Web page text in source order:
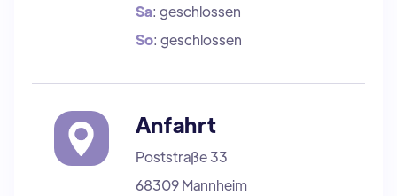
Sa: geschlossen
So: geschlossen
Anfahrt
Poststraße 33
68309 Mannheim